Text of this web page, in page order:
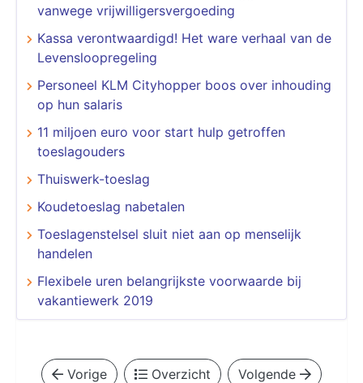
vanwege vrijwilligersvergoeding
Kassa verontwaardigd! Het ware verhaal van de
Levensloopregeling
Personeel KLM Cityhopper boos over inhouding
op hun salaris
11 miljoen euro voor start hulp getroffen
toeslagouders
Thuiswerk-toeslag
Koudetoeslag nabetalen
Toeslagenstelsel sluit niet aan op menselijk
handelen
Flexibele uren belangrijkste voorwaarde bij
vakantiewerk 2019
Vorige Overzicht Volgende